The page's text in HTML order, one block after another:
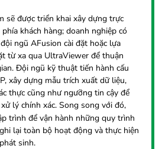
sẽ được triển khai xây dựng trực
khách hàng; doanh nghiệp có
ngũ AFusion cài đặt hoặc lựa
từ xa qua UltraViewer để thuận
Đội ngũ kỹ thuật tiến hành cấu
xây dựng mẫu trích xuất dữ liệu,
thực cũng như ngưỡng tin cậy để
lý chính xác. Song song với đó,
trình để vận hành những quy trình
lại toàn bộ hoạt động và thực hiện
sinh.